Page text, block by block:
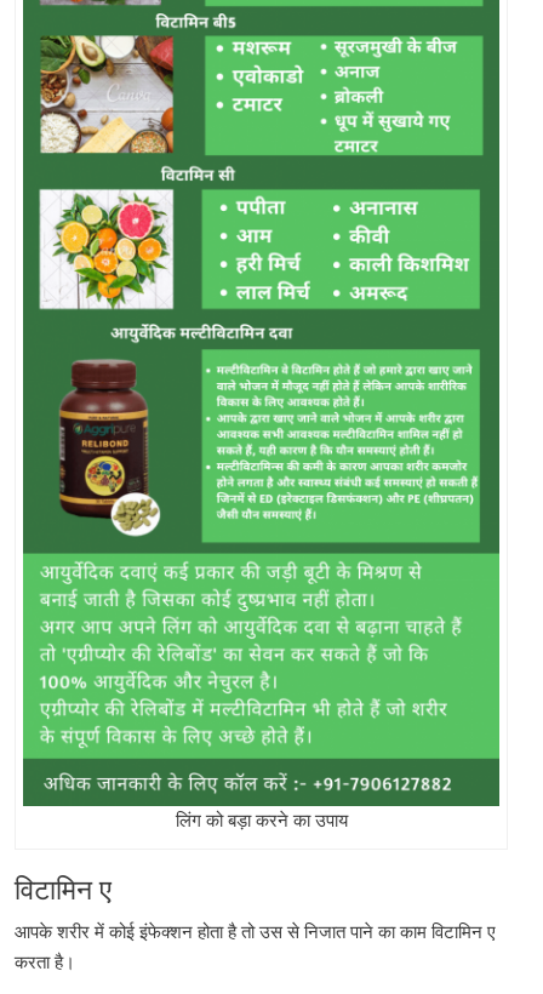
लिंग को बड़ा करने का उपाय
विटामिन ए
आपके शरीर में कोई इंफेक्शन होता है तो उस से निजात पाने का काम विटामिन ए
करता है।